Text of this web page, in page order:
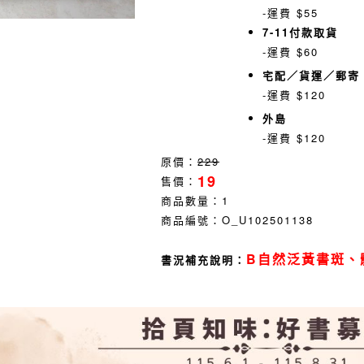
-運費 $55
7-11付款取貨
-運費 $60
宅配／貨運／郵寄
-運費 $120
外島
-運費 $120
原價： 229
售價： 19
商品數量： 1
商品編號： O_U102501138
書況補充說明： B自然泛黃書斑、